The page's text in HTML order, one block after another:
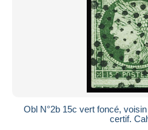
Obl N°2b 15c vert foncé,
certif.